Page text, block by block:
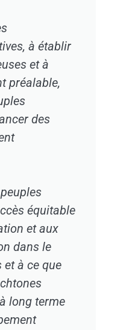
à établir
et à
préalable,
des
équitable
et aux
dans le
et à ce que
long terme